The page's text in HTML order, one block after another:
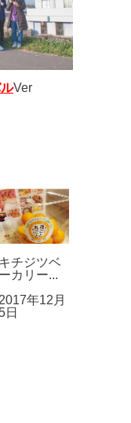
Ver
キチジツベ
ーカリー...
2017年12月
日